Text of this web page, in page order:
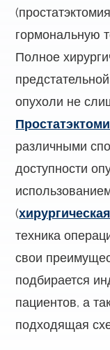
гормональную
Полное
опухоли не
различными
доступности
(
техника
свои
подбирается
пациентов, а
подходящая